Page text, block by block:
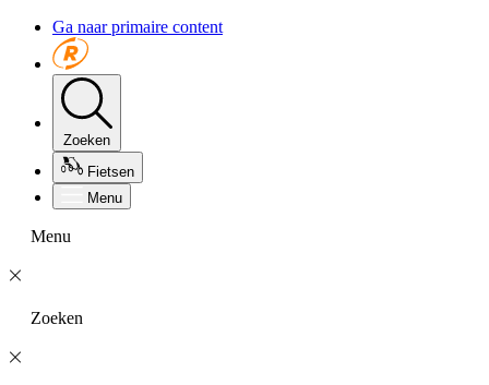
Ga naar primaire content
Zoeken
Fietsen
Menu
Menu
Zoeken